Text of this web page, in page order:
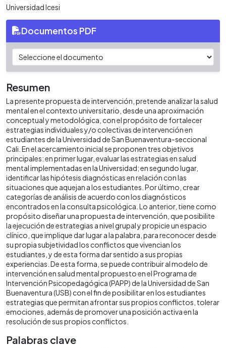
Universidad Icesi
Documentos PDF
Resumen
La presente propuesta de intervención, pretende analizar la salud
mental en el contexto universitario, desde una aproximación
conceptual y metodológica, con el propósito de fortalecer
estrategias individuales y/o colectivas de intervención en
estudiantes de la Universidad de San Buenaventura-seccional
Cali. En el acercamiento inicial se proponen tres objetivos
principales: en primer lugar, evaluar las estrategias en salud
mental implementadas en la Universidad; en segundo lugar,
identificar las hipótesis diagnósticas en relación con las
situaciones que aquejan a los estudiantes. Por último, crear
categorías de análisis de acuerdo con los diagnósticos
encontrados en la consulta psicológica. Lo anterior, tiene como
propósito diseñar una propuesta de intervención, que posibilite
la ejecución de estrategias a nivel grupal y propicie un espacio
clínico, que implique dar lugar a la palabra, para reconocer desde
su propia subjetividad los conflictos que vivencian los
estudiantes, y de esta forma dar sentido a sus propias
experiencias. De esta forma, se puede contribuir al modelo de
intervención en salud mental propuesto en el Programa de
Intervención Psicopedagógica (PAPP) de la Universidad de San
Buenaventura (USB) con el fin de posibilitar en los estudiantes
estrategias que permitan afrontar sus propios conflictos, tolerar
emociones, además de promover una posición activa en la
resolución de sus propios conflictos.
Palabras clave